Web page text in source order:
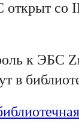
со
к ЭБС
в